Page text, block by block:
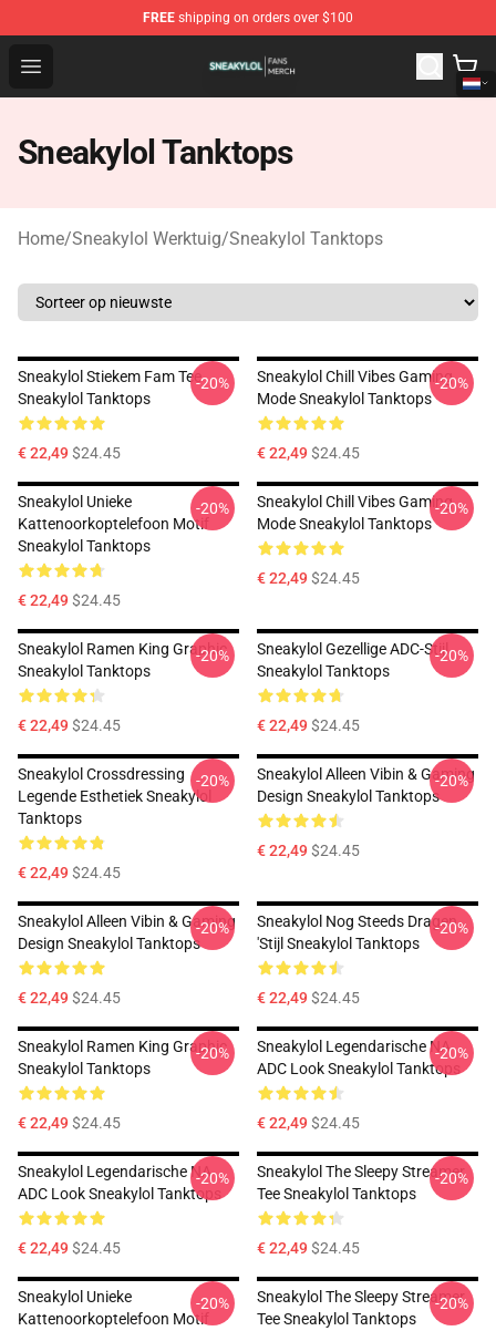
FREE shipping on orders over $100
Open menu
Sneakylol Shop - Official Sneakylol Merchandise Store
Sneakylol Tanktops
Home/Sneakylol Werktuig/Sneakylol Tanktops
Sneakylol Stiekem Fam Tee
Sneakylol Tanktops
€ 22,49$24.45
-20%
Sneakylol Chill Vibes Gaming
Mode Sneakylol Tanktops
€ 22,49$24.45
-20%
Sneakylol Unieke
Kattenoorkoptelefoon Motif
Sneakylol Tanktops
€ 22,49$24.45
-20%
Sneakylol Chill Vibes Gaming
Mode Sneakylol Tanktops
€ 22,49$24.45
-20%
Sneakylol Ramen King Graphic
Sneakylol Tanktops
€ 22,49$24.45
-20%
Sneakylol Gezellige ADC-Stijl
Sneakylol Tanktops
€ 22,49$24.45
-20%
Sneakylol Crossdressing
Legende Esthetiek Sneakylol
Tanktops
€ 22,49$24.45
-20%
Sneakylol Alleen Vibin & Gaming
Design Sneakylol Tanktops
€ 22,49$24.45
-20%
Sneakylol Alleen Vibin & Gaming
Design Sneakylol Tanktops
€ 22,49$24.45
-20%
Sneakylol Nog Steeds Dragen
'Stijl Sneakylol Tanktops
€ 22,49$24.45
-20%
Sneakylol Ramen King Graphic
Sneakylol Tanktops
€ 22,49$24.45
-20%
Sneakylol Legendarische NA
ADC Look Sneakylol Tanktops
€ 22,49$24.45
-20%
Sneakylol Legendarische NA
ADC Look Sneakylol Tanktops
€ 22,49$24.45
-20%
Sneakylol The Sleepy Streamer
Tee Sneakylol Tanktops
€ 22,49$24.45
-20%
Sneakylol Unieke
Kattenoorkoptelefoon Motif
-20%
Sneakylol The Sleepy Streamer
Tee Sneakylol Tanktops
-20%